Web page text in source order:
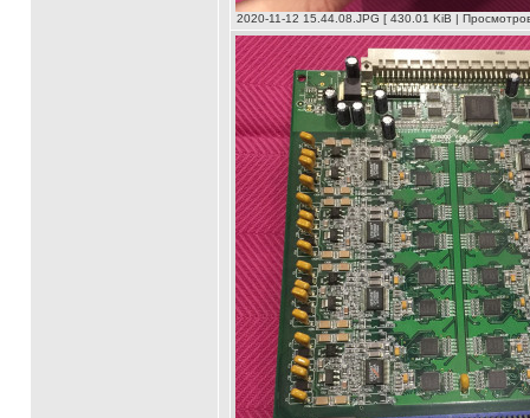
2020-11-12 15.44.08.JPG [ 430.01 KiB |